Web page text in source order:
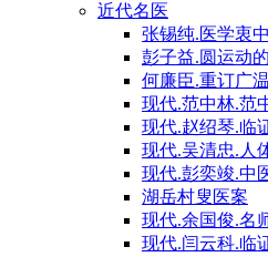
近代名医
张锡纯.医学衷
彭子益.圆运动
何廉臣.重订广
现代.范中林.范
现代.赵绍琴.临
现代.吴清忠.人
现代.彭奕竣.中
湖岳村叟医案
现代.余国俊.名
现代.闫云科.临